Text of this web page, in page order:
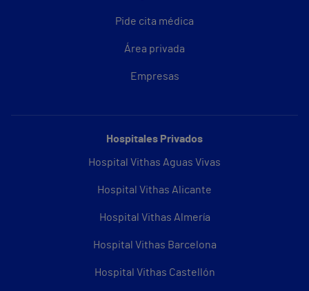
Pide cita médica
Área privada
Empresas
Hospitales Privados
Hospital Vithas Aguas Vivas
Hospital Vithas Alicante
Hospital Vithas Almería
Hospital Vithas Barcelona
Hospital Vithas Castellón